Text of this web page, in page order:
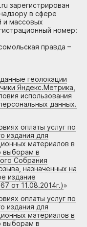
зарегистрирован
в сфере
и массовых
номер:
правда –
геолокации
Яндекс.Метрика,
использования
данных.
оплаты услуг по
издания для
материалов в
выборам в
Собрания
назначенных на
издание
от 11.08.2014г.)»
оплаты услуг по
издания для
материалов в
выборам в